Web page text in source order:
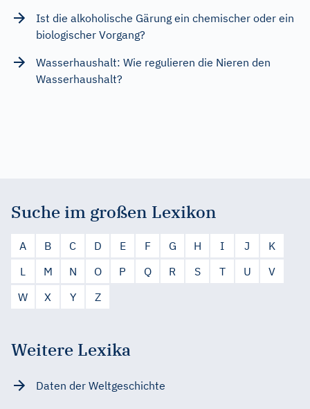
Ist die alkoholische Gärung ein chemischer oder ein
biologischer Vorgang?
Wasserhaushalt: Wie regulieren die Nieren den
Wasserhaushalt?
Suche im großen Lexikon
A B C D E F G H I J
K
L
M N O P Q R S T U
V
W
X Y Z
Weitere Lexika
Daten der Weltgeschichte